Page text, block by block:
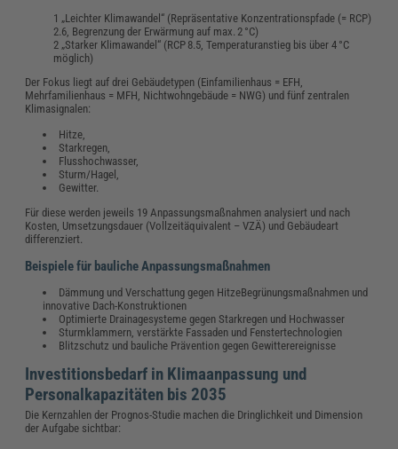
„Leichter Klimawandel“ (Repräsentative Konzentrationspfade (= RCP)
2.6, Begrenzung der Erwärmung auf max. 2 °C)
„Starker Klimawandel“ (RCP 8.5, Temperaturanstieg bis über 4 °C
möglich)
Der Fokus liegt auf drei Gebäudetypen (Einfamilienhaus = EFH,
Mehrfamilienhaus = MFH, Nichtwohngebäude = NWG) und fünf zentralen
Klimasignalen:
Hitze,
Starkregen,
Flusshochwasser,
Sturm/Hagel,
Gewitter.
Für diese werden jeweils 19 Anpassungsmaßnahmen analysiert und nach
Kosten, Umsetzungsdauer (Vollzeitäquivalent – VZÄ) und Gebäudeart
differenziert.
Beispiele für bauliche Anpassungsmaßnahmen
Dämmung und Verschattung gegen HitzeBegrünungsmaßnahmen und
innovative Dach-Konstruktionen
Optimierte Drainagesysteme gegen Starkregen und Hochwasser
Sturmklammern, verstärkte Fassaden und Fenstertechnologien
Blitzschutz und bauliche Prävention gegen Gewitterereignisse
Investitionsbedarf in Klimaanpassung und
Personalkapazitäten bis 2035
Die Kernzahlen der Prognos-Studie machen die Dringlichkeit und Dimension
der Aufgabe sichtbar: